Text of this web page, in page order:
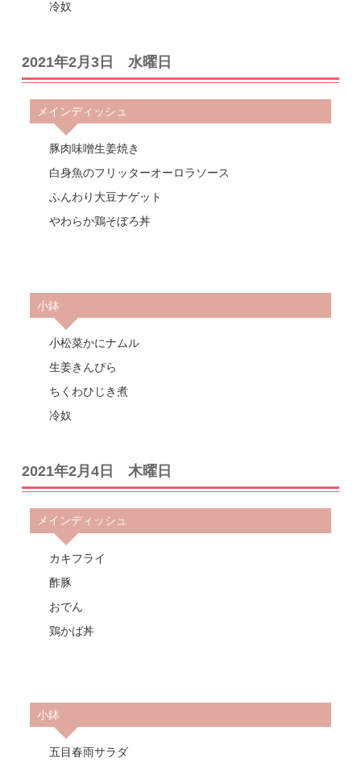
冷奴
2021年2月3日 水曜日
メインディッシュ
豚肉味噌生姜焼き
白身魚のフリッターオーロラソース
ふんわり大豆ナゲット
やわらか鶏そぼろ丼
小鉢
小松菜かにナムル
生姜きんぴら
ちくわひじき煮
冷奴
2021年2月4日 木曜日
メインディッシュ
カキフライ
酢豚
おでん
鶏かば丼
小鉢
五目春雨サラダ